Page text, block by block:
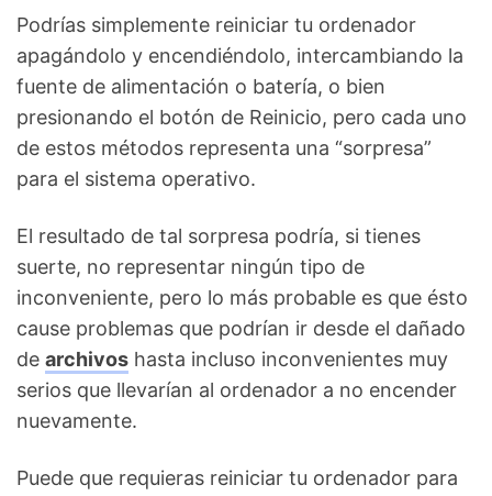
Podrías simplemente reiniciar tu ordenador
apagándolo y encendiéndolo, intercambiando la
fuente de alimentación o batería, o bien
presionando el botón de Reinicio, pero cada uno
de estos métodos representa una “sorpresa”
para el sistema operativo.
El resultado de tal sorpresa podría, si tienes
suerte, no representar ningún tipo de
inconveniente, pero lo más probable es que ésto
cause problemas que podrían ir desde el dañado
de archivos hasta incluso inconvenientes muy
serios que llevarían al ordenador a no encender
nuevamente.
Puede que requieras reiniciar tu ordenador para